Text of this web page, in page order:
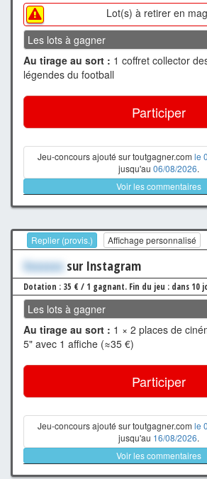
Lot(s) à retirer en
Les lots à gagner
Au tirage au sort : 1 coffret collector
légendes du football
Participer
Jeu-concours ajouté sur toutgagner.com le
jusqu'au 06/08/2026.
Voir les commentaires
Replier (provis.) Affichage personnalisé
Xxxxxxx sur Instagram
Dotation : 35 € / 1 gagnant. Fin du jeu : dans 10
Les lots à gagner
Au tirage au sort : 1 × 2 places de
5" avec 1 affiche (≈35 €)
Participer
Jeu-concours ajouté sur toutgagner.com le
jusqu'au 16/08/2026.
Voir les commentaires